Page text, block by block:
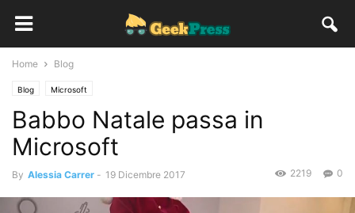
Home Blog
Blog Microsoft
Babbo Natale passa in
Microsoft
By Alessia Carrer - 19 Dicembre 2017 0
2219